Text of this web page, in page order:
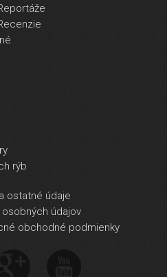
rýb
ostatné údaje
osobných údajov
obchodné podmienky